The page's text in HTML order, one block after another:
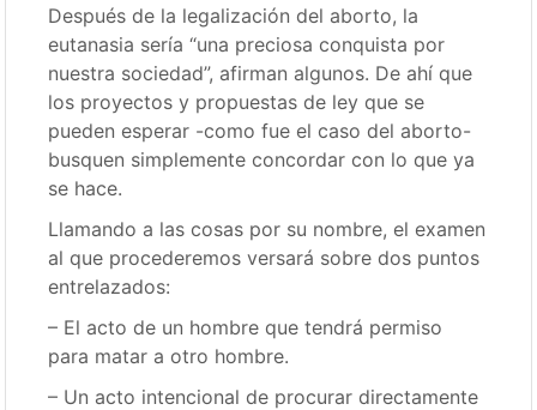
Después de la legalización del aborto, la
eutanasia sería “una preciosa conquista por
nuestra sociedad”, afirman algunos. De ahí que
los proyectos y propuestas de ley que se
pueden esperar -como fue el caso del aborto-
busquen simplemente concordar con lo que ya
se hace.
Llamando a las cosas por su nombre, el examen
al que procederemos versará sobre dos puntos
entrelazados:
– El acto de un hombre que tendrá permiso
para matar a otro hombre.
– Un acto intencional de procurar directamente